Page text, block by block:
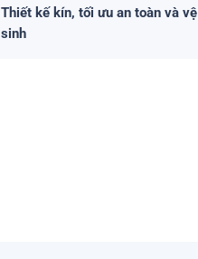
Thiết kế kín, tối ưu an toàn và vệ
sinh